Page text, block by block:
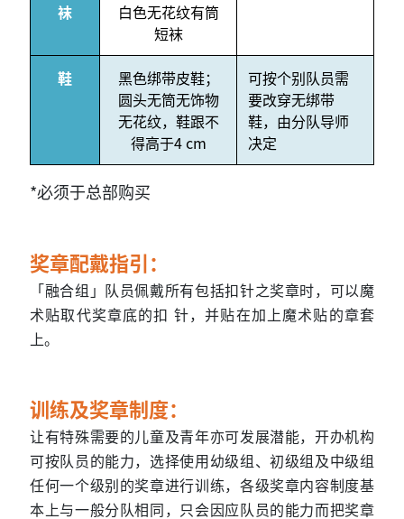
袜
白色无花纹有筒
短袜
鞋
黑色绑带皮鞋；
圆头无筒无饰物
无花纹，鞋跟不
得高于4 cm
可按个别队员需
要改穿无绑带
鞋，由分队导师
决定
*必须于总部购买
奖章配戴指引：
「融合组」队员佩戴所有包括扣针之奖章时，可以魔
术贴取代奖章底的扣 针，并贴在加上魔术贴的章套
上。
训练及奖章制度：
让有特殊需要的儿童及青年亦可发展潜能，开办机构
可按队员的能力，选择使用幼级组、初级组及中级组
任何一个级别的奖章进行训练，各级奖章内容制度基
本上与一般分队相同，只会因应队员的能力而把奖章